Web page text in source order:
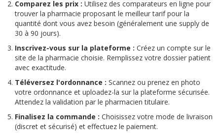
Comparez les prix : Utilisez des comparateurs en ligne pour
trouver la pharmacie proposant le meilleur tarif pour la
quantité dont vous avez besoin (généralement une supply de
30 à 90 jours).
Inscrivez-vous sur la plateforme : Créez un compte sur le
site de la pharmacie choisie. Remplissez votre dossier patient
avec exactitude.
Téléversez l'ordonnance : Scannez ou prenez en photo
votre ordonnance et uploadez-la sur la plateforme sécurisée.
Attendez la validation par le pharmacien titulaire.
Finalisez la commande : Choisissez votre mode de livraison
(discret et sécurisé) et effectuez le paiement.